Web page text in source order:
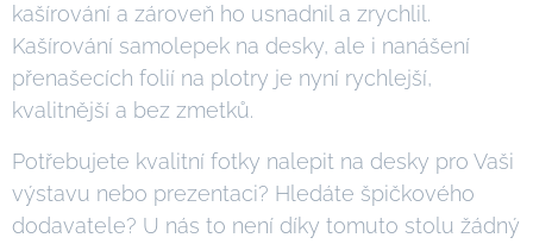
kašírování a zároveň ho usnadnil a zrychlil.
Kašírování samolepek na desky, ale i nanášení
přenašecích folií na plotry je nyní rychlejší,
kvalitnější a bez zmetků.
Potřebujete kvalitní fotky nalepit na desky pro Vaši
výstavu nebo prezentaci? Hledáte špičkového
dodavatele? U nás to není díky tomuto stolu žádný